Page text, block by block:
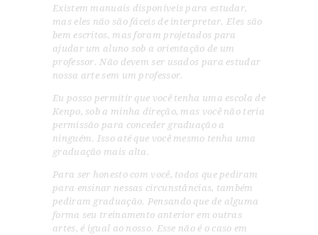
Existem manuais disponíveis para estudar,
mas eles não são fáceis de interpretar. Eles são
bem escritos, mas foram projetados para
ajudar um aluno sob a orientação de um
professor. Não devem ser usados para estudar
nossa arte sem um professor.
Eu posso permitir que você tenha uma escola de
Kenpo, sob a minha direção, mas você não teria
permissão para conceder graduação a
ninguém. Isso até que você mesmo tenha uma
graduação mais alta.
Para ser honesto com você, todos que pediram
para ensinar nessas circunstâncias, também
pediram graduação. Pensando que de alguma
forma seu treinamento anterior em outras
artes, é igual ao nosso. Esse não é o caso em